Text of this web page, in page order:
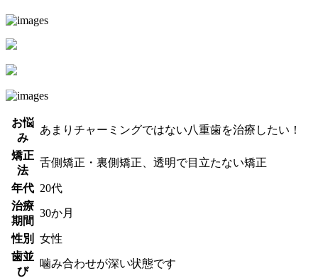
お悩
み
あまりチャーミングではない八重歯を治療したい！
矯正
法
舌側矯正・裏側矯正、透明で目立たない矯正
年代 20代
治療
期間
30か月
性別
女性
歯並
び
噛み合わせが深い状態です